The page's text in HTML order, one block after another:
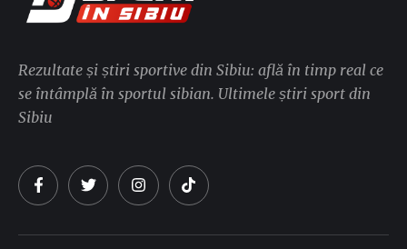
Rezultate și știri sportive din Sibiu: află în timp real ce
se întâmplă în sportul sibian. Ultimele știri sport din
Sibiu